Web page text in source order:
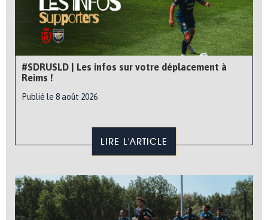
#SDRUSLD | Les infos sur votre déplacement à
Reims !
Publié le 8 août 2026
LIRE L'ARTICLE